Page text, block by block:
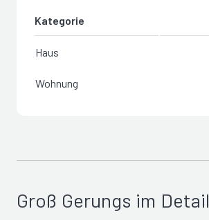
Kategorie
Haus
Wohnung
Groß Gerungs im Detail